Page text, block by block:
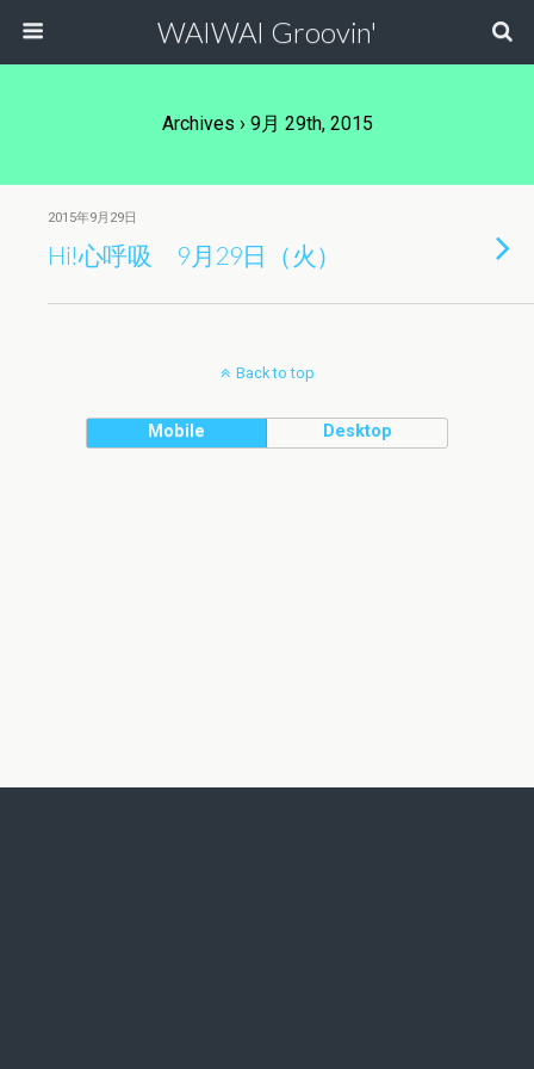
WAIWAI Groovin'
Archives › 9月 29th, 2015
2015年9月29日
Hi!心呼吸 9月29日（火）
Back to top
Mobile Desktop